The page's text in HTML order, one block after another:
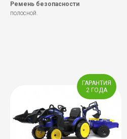
Ремень безопасности
полосной.
ГАРАНТИЯ
2 ГОДА